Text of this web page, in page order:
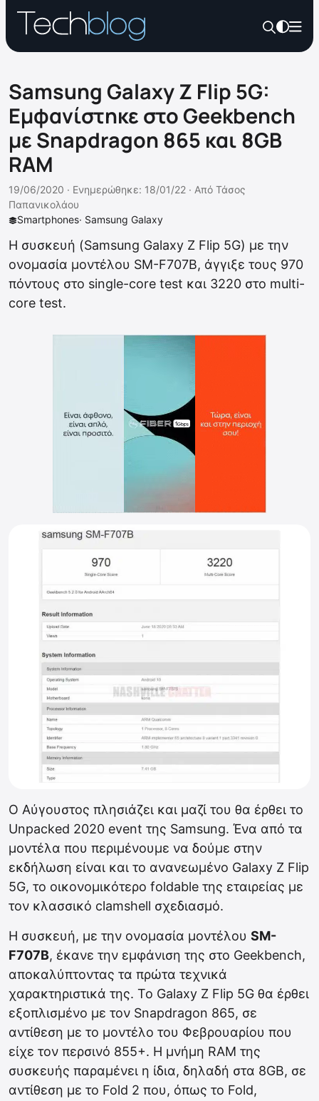
Samsung Galaxy Z Flip 5G:
Εμφανίστηκε στο Geekbench
με Snapdragon 865 και 8GB
RAM
Smartphones· Samsung Galaxy
19/06/2020 · Ενημερώθηκε: 18/01/22 · Από Τάσος
Παπανικολάου
Η συσκευή (Samsung Galaxy Z Flip 5G) με την
ονομασία μοντέλου SM-F707B, άγγιξε τους 970
πόντους στο single-core test και 3220 στο multi-
core test.
Ο Αύγουστος πλησιάζει και μαζί του θα έρθει το
Unpacked 2020 event της Samsung. Ένα από τα
μοντέλα που περιμένουμε να δούμε στην
εκδήλωση είναι και το ανανεωμένο Galaxy Z Flip
5G, το οικονομικότερο foldable της εταιρείας με
τον κλασσικό clamshell σχεδιασμό.
Η συσκευή, με την ονομασία μοντέλου SM-
F707B, έκανε την εμφάνιση της στο Geekbench,
αποκαλύπτοντας τα πρώτα τεχνικά
χαρακτηριστικά της. Το Galaxy Z Flip 5G θα έρθει
εξοπλισμένο με τον Snapdragon 865, σε
αντίθεση με το μοντέλο του Φεβρουαρίου που
είχε τον περσινό 855+. Η μνήμη RAM της
συσκευής παραμένει η ίδια, δηλαδή στα 8GB, σε
αντίθεση με το Fold 2 που, όπως το Fold,